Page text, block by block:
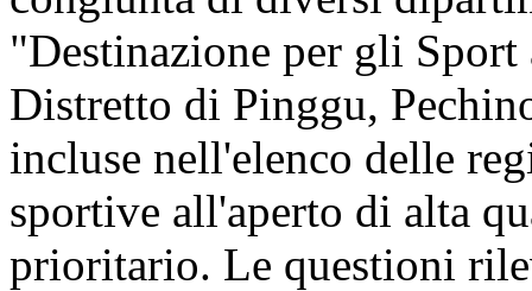
"Destinazione per gli
Distretto di Pinggu,
incluse nell'elenco delle
sportive all'aperto di alta
prioritario. Le questioni